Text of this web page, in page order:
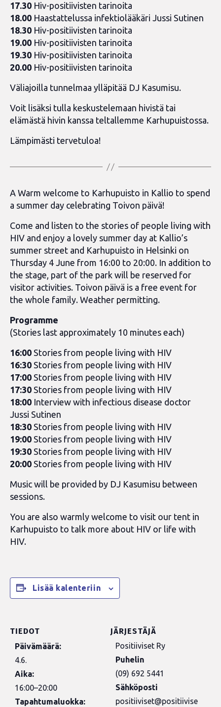
17.30 Hiv-positiivisten tarinoita
18.00 Haastattelussa infektiolääkäri Jussi Sutinen
18.30 Hiv-positiivisten tarinoita
19.00 Hiv-positiivisten tarinoita
19.30 Hiv-positiivisten tarinoita
20.00 Hiv-positiivisten tarinoita
Väliajoilla tunnelmaa ylläpitää DJ Kasumisu.
Voit lisäksi tulla keskustelemaan hivistä tai
elämästä hivin kanssa teltallemme Karhupuistossa.
Lämpimästi tervetuloa!
A Warm welcome to Karhupuisto in Kallio to spend
a summer day celebrating Toivon päivä!
Come and listen to the stories of people living with
HIV and enjoy a lovely summer day at Kallio’s
summer street and Karhupuisto in Helsinki on
Thursday 4 June from 16:00 to 20:00. In addition to
the stage, part of the park will be reserved for
visitor activities. Toivon päivä is a free event for
the whole family. Weather permitting.
Programme
(Stories last approximately 10 minutes each)
16:00 Stories from people living with HIV
16:30 Stories from people living with HIV
17:00 Stories from people living with HIV
17:30 Stories from people living with HIV
18:00 Interview with infectious disease doctor
Jussi Sutinen
18:30 Stories from people living with HIV
19:00 Stories from people living with HIV
19:30 Stories from people living with HIV
20:00 Stories from people living with HIV
Music will be provided by DJ Kasumisu between
sessions.
You are also warmly welcome to visit our tent in
Karhupuisto to talk more about HIV or life with
HIV.
Lisää kalenteriin
TIEDOT
Päivämäärä:
4.6.
Aika:
16:00–20:00
Tapahtumaluokka:
JÄRJESTÄJÄ
Positiiviset Ry
Puhelin
(09) 692 5441
Sähköposti
positiiviset@positiivise